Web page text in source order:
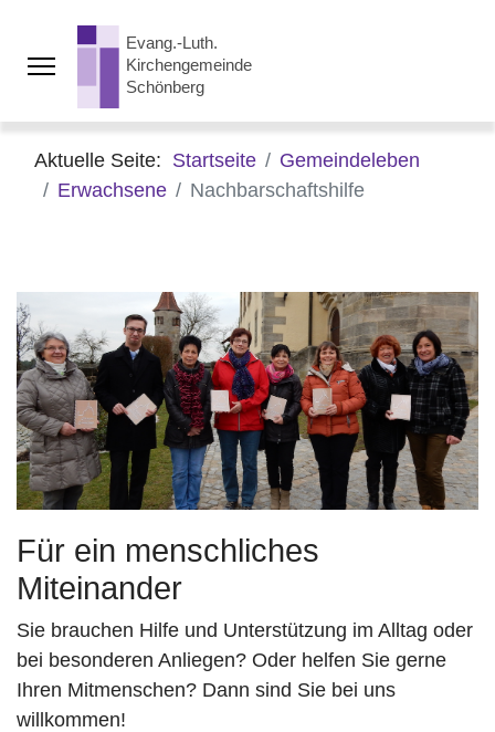
Aktuelle Seite: Startseite
Gemeindeleben
Erwachsene
Nachbarschaftshilfe
Für ein menschliches
Miteinander
Sie brauchen Hilfe und Unterstützung im Alltag oder
bei besonderen Anliegen? Oder helfen Sie gerne
Ihren Mitmenschen? Dann sind Sie bei uns
willkommen!